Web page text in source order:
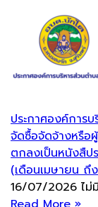
ประกาศองค์การ
จัดซื้อจัดจ้างหรือ
ตกลงเป็นหนังสืป
(เดือนเมษายน
16/07/2026 ไม่